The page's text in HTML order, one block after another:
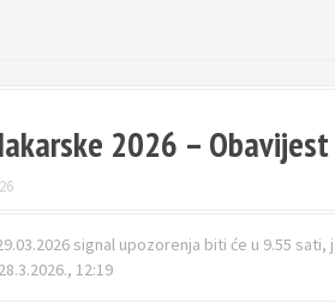
2026 – Obavijest
signal upozorenja biti će u 9.55 sati,
12:19